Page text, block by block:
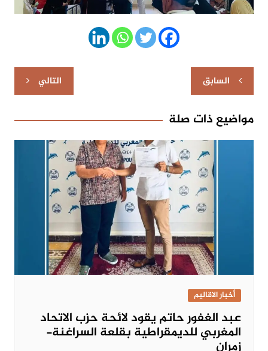
تصفّح
المقالات
السابق التالي
مواضيع ذات صلة
أخبار الاقاليم
عبد الغفور حاتم يقود لائحة حزب الاتحاد
المغربي للديمقراطية بقلعة السراغنة-
زمران